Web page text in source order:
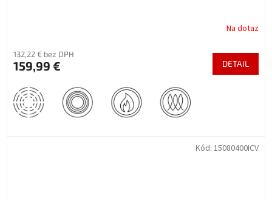
Na dotaz
132,22 € bez DPH
159,99 € DETAIL
Kód: 15080400ICV